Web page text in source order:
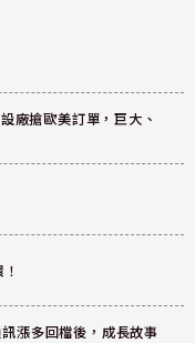
廠搶歐美訂單，巨大、
漲多回檔後，成長故事